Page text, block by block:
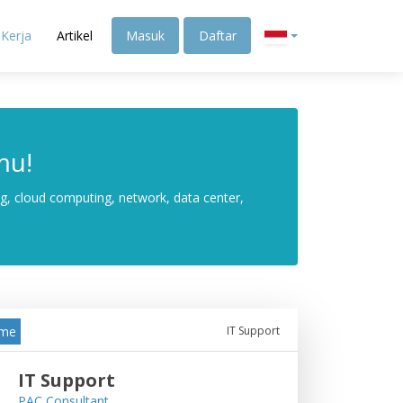
Artikel Masuk Daftar
cloud computing, network, data center,
IT Support
IT Support